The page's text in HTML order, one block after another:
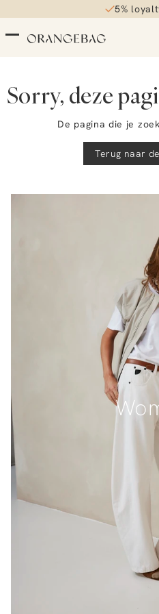
5%
Sorry, deze
De pagina die je
Terug naar